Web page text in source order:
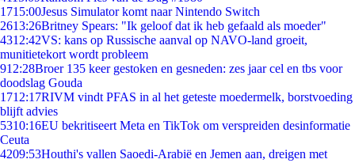
1715:00Jesus Simulator komt naar Nintendo Switch
2613:26Britney Spears: "Ik geloof dat ik heb gefaald als moeder"
4312:42VS: kans op Russische aanval op NAVO-land groeit,
munitietekort wordt probleem
912:28Broer 135 keer gestoken en gesneden: zes jaar cel en tbs voor
doodslag Gouda
1712:17RIVM vindt PFAS in al het geteste moedermelk, borstvoeding
blijft advies
5310:16EU bekritiseert Meta en TikTok om verspreiden desinformatie
Ceuta
4209:53Houthi's vallen Saoedi-Arabië en Jemen aan, dreigen met